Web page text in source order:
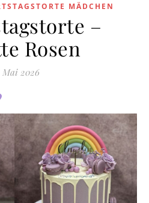
MÄDCHEN
–
Rosen
Mai 2026